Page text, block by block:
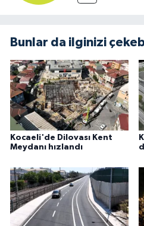
Bunlar da ilginizi
Kocaeli'de Dilovası Kent
Meydanı hızlandı